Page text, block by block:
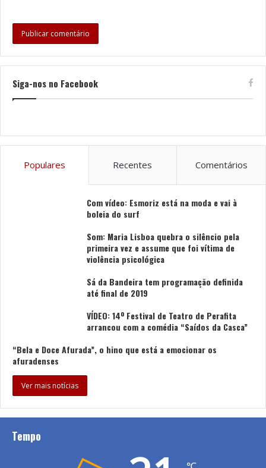
Siga-nos no Facebook
Populares Recentes Comentários
Com vídeo: Esmoriz está na moda e vai à
boleia do surf
Som: Maria Lisboa quebra o silêncio pela
primeira vez e assume que foi vítima de
violência psicológica
Sá da Bandeira tem programação definida
até final de 2019
VÍDEO: 14º Festival de Teatro de Perafita
arrancou com a comédia “Saídos da Casca”
“Bela e Doce Afurada”, o hino que está a emocionar os
afuradenses
Ver mais notícias
Tempo